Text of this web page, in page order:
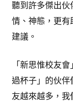
聽到許多傑出伙
情、神態，更有
建議。
「新思惟校友
過杯子」的伙伴
友越來越多，